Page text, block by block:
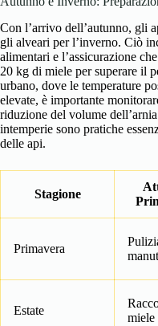
Con l’arrivo dell’autunno, gli
gli alveari per l’inverno. Ciò
alimentari e l’assicurazione
20 kg di miele per superare il
urbano, dove le temperature
elevate, è importante
riduzione del volume
intemperie sono pratiche
delle api.
Stagione
Primavera
Estate
miele